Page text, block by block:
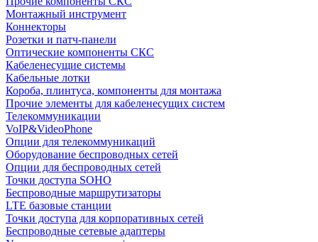
Монтажный инструмент
Коннекторы
Розетки и патч-панели
Оптические компоненты СКС
Кабеленесущие системы
Кабельные лотки
Короба, плинтуса, компоненты для монтажа
Прочие элементы для кабеленесущих систем
Телекоммуникации
VoIP&VideoPhone
Опции для телекоммуникаций
Оборудование беспроводных сетей
Опции для беспроводных сетей
Точки доступа SOHO
Беспроводные маршрутизаторы
LTE базовые станции
Точки доступа для корпоративных сетей
Беспроводные сетевые адаптеры